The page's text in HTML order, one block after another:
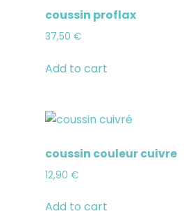
coussin proflax
37,50€
Add to cart
coussin couleur cuivre
12,90€
Add to cart